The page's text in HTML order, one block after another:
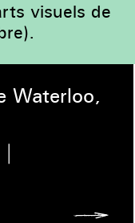
visuels de
Waterloo,
|